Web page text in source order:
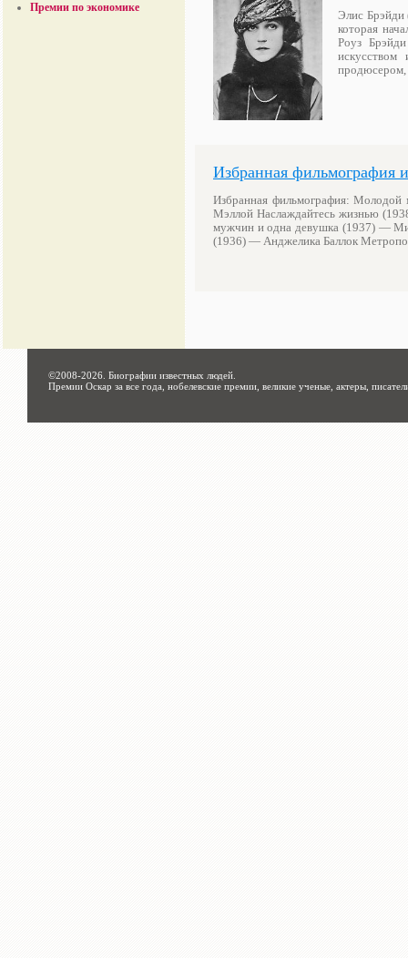
Премии по экономике
Элис Брэйди
которая
Роуз
Избранная фильмография
Избранная фильмография:
Мэллой Наслаждайтесь жизнью
мужчин и одна девушка (1937) —
(1936) — Анджелика Баллок
©2008-2026. Биографии известных людей
Премии Оскар за все года, нобелевские премии, великие ученые, актеры,